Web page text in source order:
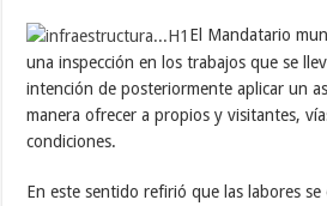
El Mandatario
una inspección en los trabajos que se
intención de posteriormente aplicar un
manera ofrecer a propios y visitantes,
condiciones.
En este sentido refirió que las labores se